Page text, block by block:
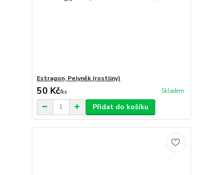
Estragon, Pelyněk (rostliny)
50 Kč/ks Skladem
Přidat do košíku